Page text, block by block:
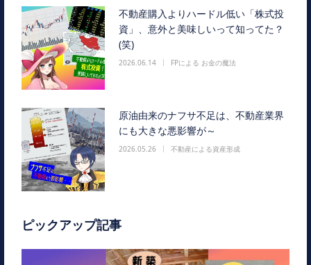
不動産購入よりハードル低い「株式投
資」、意外と美味しいって知ってた？
(笑)
2026.06.14 FPによる お金の魔法
原油由来のナフサ不足は、不動産業界
にも大きな悪影響が～
2026.05.26 不動産による資産形成
ピックアップ記事